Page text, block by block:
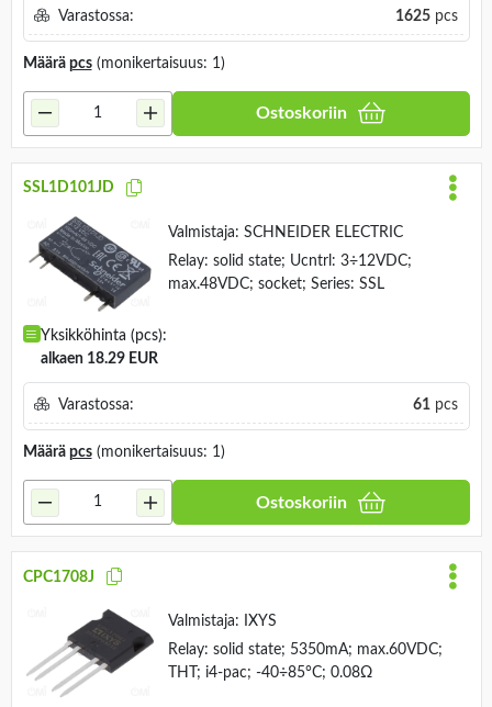
Varastossa: 1625pcs
Määrä pcs(monikertaisuus: 1)
Ostoskoriin
SSL1D101JD
Valmistaja: SCHNEIDER ELECTRIC
Relay: solid state; Ucntrl: 3÷12VDC;
max.48VDC; socket; Series: SSL
Yksikköhinta (pcs):
alkaen 18.29 EUR
Varastossa: 61pcs
Määrä pcs(monikertaisuus: 1)
Ostoskoriin
CPC1708J
Valmistaja:
IXYS
Relay: solid state; 5350mA; max.60VDC;
THT; i4-pac; -40÷85°C; 0.08Ω